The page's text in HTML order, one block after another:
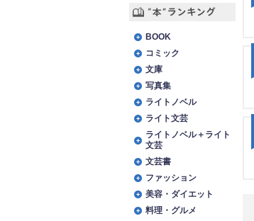
BOOK
コミック
文庫
写真集
ライトノベル
ライト文芸
ライトノベル＋ライト
文芸
文芸書
ファッション
美容・ダイエット
料理・グルメ